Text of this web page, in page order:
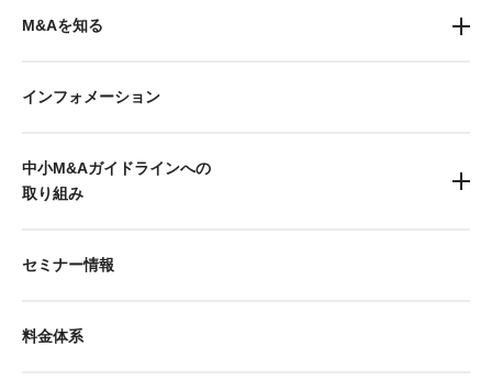
M&Aを知る
インフォメーション
中小M&Aガイドラインへの
取り組み
セミナー情報
料金体系